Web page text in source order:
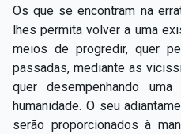
Os que se encontram na
lhes permita volver a uma
meios de progredir, quer
passadas, mediante as
quer desempenhando
humanidade. O seu
serão proporcionados à